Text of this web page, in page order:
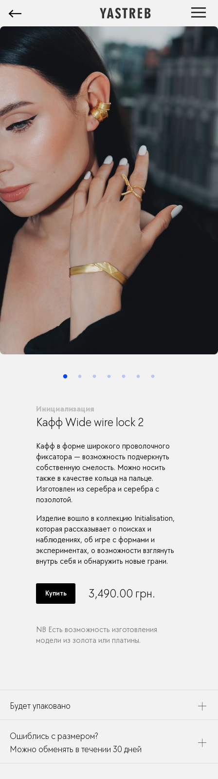
Инициализация
Кафф Wide wire lock 2
Кафф в форме широкого проволочного
фиксатора — возможность подчеркнуть
собственную смелость. Можно носить
также в качестве кольца на пальце.
Изготовлен из серебра и серебра с
позолотой.
Изделие вошло в коллекцию Initialisation,
которая рассказывает о поисках и
наблюдениях, об игре с формами и
экспериментах, о возможности взглянуть
внутрь себя и обнаружить новые грани.
Купить 3,490.00 грн.
NB Есть возможность изготовления
модели из золота или платины.
Будет упаковано
дополнено открыткой, паспортом украшения и
собрано в подарочный пакет
Ошиблись с размером?
Можно обменять в течении 30 дней